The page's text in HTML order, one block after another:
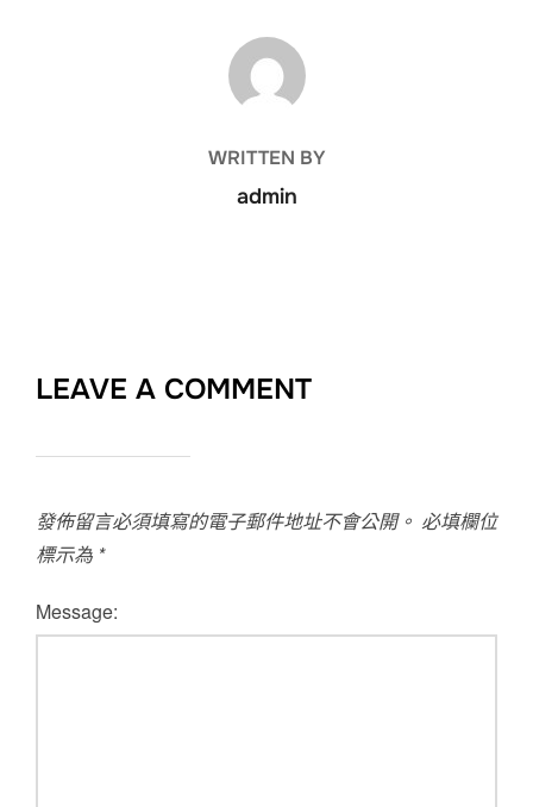
POST AUTHOR
WRITTEN BY
admin
LEAVE A COMMENT
發佈留言必須填寫的電子郵件地址不會公開。 必填欄位
標示為 *
Message: